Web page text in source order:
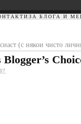
ЗА БЛОГА И
(с някои чисто
Blogger’s